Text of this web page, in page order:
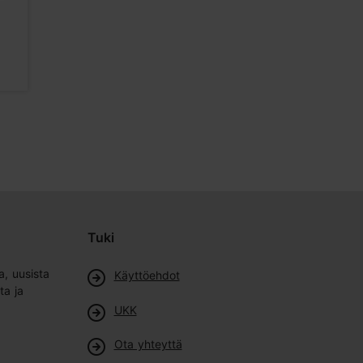
uusista
ja
Tuki
Käyttöehdot
UKK
Ota yhteyttä